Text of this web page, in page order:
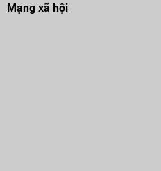
Mạng xã hội